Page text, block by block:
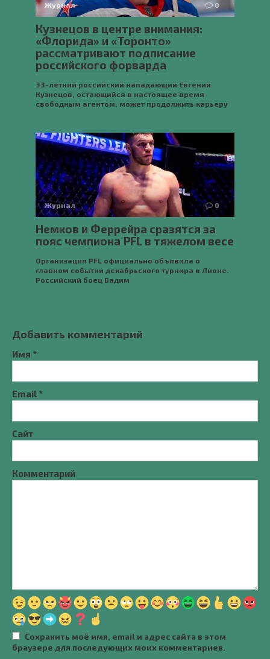
Журнал 0
Кузнецов в центре внимания:
«Флорида» и «Торонто»
рассматривают подписание
российского форварда
33-летний российский нападающий Евгений
Кузнецов, остающийся в настоящее время
свободным агентом, может продолжить карьеру
Журнал 0
Немков и Феррейра сразятся за
пояс чемпиона PFL в тяжелом весе
Организация PFL официально объявила о
главном событии декабрьского турнира в Лионе.
Российский боец Вадим
Добавить комментарий
Имя *
Email *
Сайт
Комментарий
Сохранить моё имя, email и адрес сайта в этом
браузере для последующих моих комментариев.